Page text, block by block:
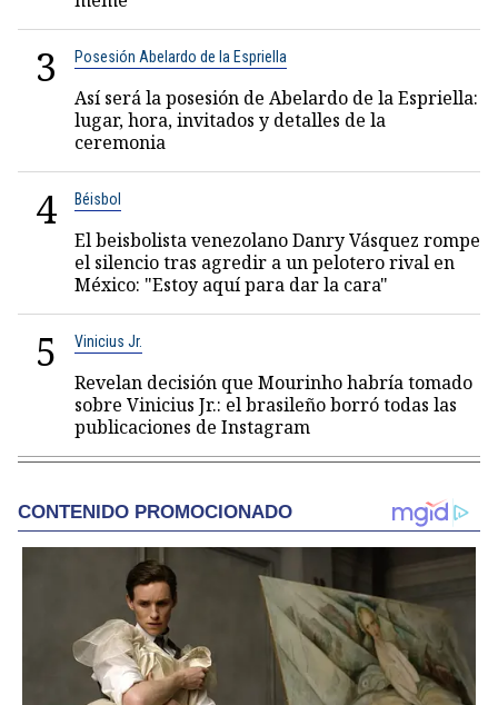
3 Posesión Abelardo de la Espriella
Así será la posesión de Abelardo de la Espriella:
lugar, hora, invitados y detalles de la
ceremonia
4 Béisbol
El beisbolista venezolano Danry Vásquez rompe
el silencio tras agredir a un pelotero rival en
México: "Estoy aquí para dar la cara"
5 Vinicius Jr.
Revelan decisión que Mourinho habría tomado
sobre Vinicius Jr.: el brasileño borró todas las
publicaciones de Instagram